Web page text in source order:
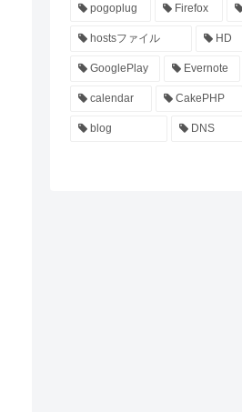
pogoplug Firefox
hostsファイル HD
GooglePlay Evernote
calendar CakePHP
blog DNS